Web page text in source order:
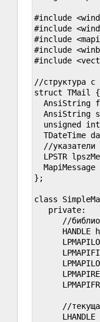
#include
#include
#include
#include
#include
//структура с
struct TMail {
AnsiString
AnsiString
unsigned
TDateTime
//указатели
LPSTR
MapiMessage
};
class
   private:
//
HANDLE
//
LHANDLE